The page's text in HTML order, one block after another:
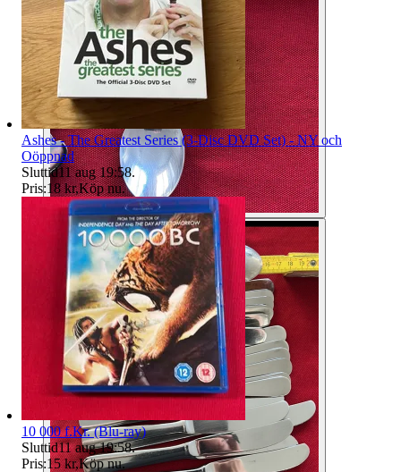
Ashes - The Greatest Series (3-Disc DVD Set) - NY och
Oöppnad
Sluttid11 aug 19:58.
Pris:18 kr,Köp nu.
10 000 f.Kr. (Blu-ray)
Sluttid11 aug 19:58.
Pris:15 kr,Köp nu.